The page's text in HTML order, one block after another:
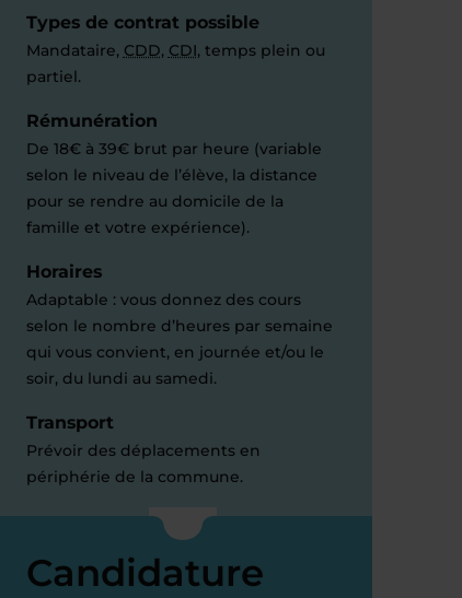
Types de contrat possible
Mandataire, CDD, CDI, temps plein ou
partiel.
Rémunération
De 18€ à 39€ brut par heure (variable
selon le niveau de l’élève, la distance
pour se rendre au domicile de la
famille et votre expérience).
Horaires
Adaptable : vous donnez des cours
selon le nombre d’heures par semaine
qui vous convient, en journée et/ou le
soir, du lundi au samedi.
Transport
Prévoir des déplacements en
périphérie de la commune.
Candidature